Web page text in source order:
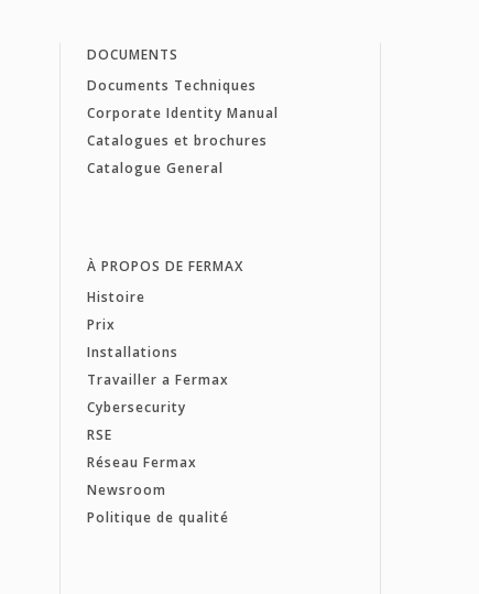
DOCUMENTS
Documents Techniques
Corporate Identity Manual
Catalogues et brochures
Catalogue General
À PROPOS DE FERMAX
Histoire
Prix
Installations
Travailler a Fermax
Cybersecurity
RSE
Réseau Fermax
Newsroom
Politique de qualité